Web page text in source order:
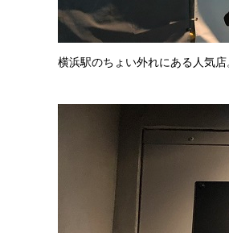
横浜駅のちょい外れにある人気